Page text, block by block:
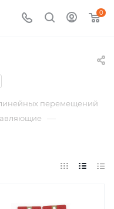
0
перемещений
—